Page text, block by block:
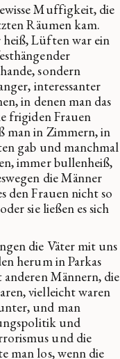
Muffigkeit, die
Räumen kam.
Lüften war ein
sondern
interessanter
in denen man das
frigiden Frauen
man in Zimmern, in
gab und manchmal
immer bullenheiß,
die Männer
den Frauen nicht so
sie ließen es sich
die Väter mit uns
herum in Parkas
Männern, die
vielleicht waren
und man
und
und die
man los, wenn die